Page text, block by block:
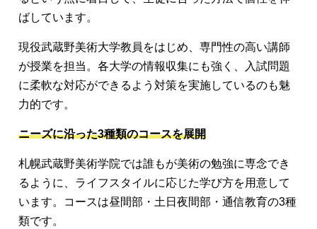
ばしています。
現役武蔵野美術大学教員をはじめ、専門性の高い講師
が授業を担当。各大学の情報収集にも強く、入試問題
に柔軟な対応ができるよう対策を実施しているのも魅
力的です。
ニーズに沿った3種類のコースを展開
札幌武蔵野美術学院では誰もが美術の勉強に専念でき
るように、ライフスタイルに応じた学び方を用意して
います。コースは昼間部・土日夜間部・通信教育の3種
類です。